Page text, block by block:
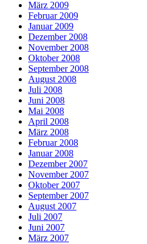
März 2009
Februar 2009
Januar 2009
Dezember 2008
November 2008
Oktober 2008
September 2008
August 2008
Juli 2008
Juni 2008
Mai 2008
April 2008
März 2008
Februar 2008
Januar 2008
Dezember 2007
November 2007
Oktober 2007
September 2007
August 2007
Juli 2007
Juni 2007
März 2007